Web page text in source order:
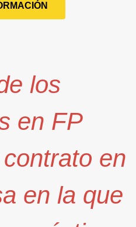
los
en FP
en
en la que